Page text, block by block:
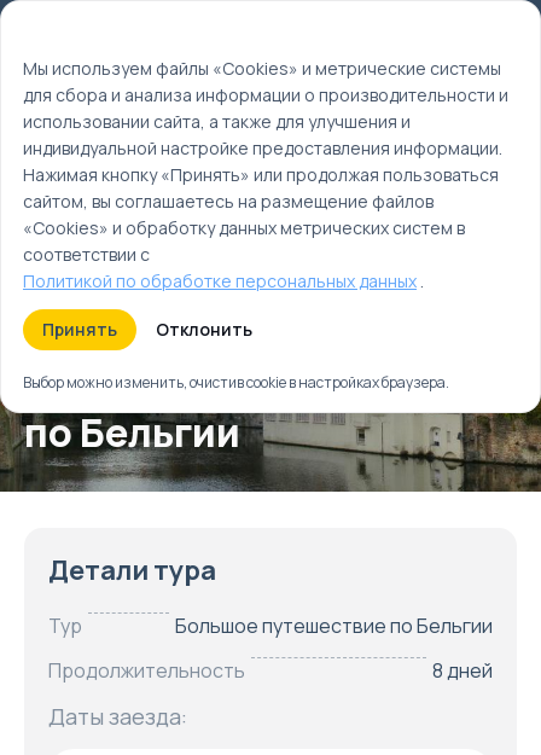
Главная
Туры
Большое путешествие по Бельгии
Большое путешествие
по Бельгии
Детали тура
Тур
Большое путешествие по Бельгии
Продолжительность
8 дней
Даты заезда:
Мы используем файлы «Cookies» и метрические системы
для сбора и анализа информации о производительности и
использовании сайта, а также для улучшения и
индивидуальной настройке предоставления информации.
Нажимая кнопку «Принять» или продолжая пользоваться
сайтом, вы соглашаетесь на размещение файлов
«Cookies» и обработку данных метрических систем в
соответствии с
Политикой по обработке персональных данных.
Принять Отклонить
Выбор можно изменить, очистив cookie в настройках браузера.